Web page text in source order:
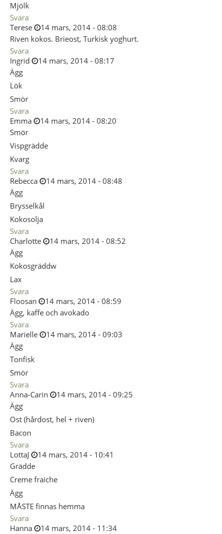
Mjölk
Svara
Terese
14 mars, 2014 - 08:08
Riven kokos. Brieost, Turkisk yoghurt.
Svara
Ingrid
14 mars, 2014 - 08:17
Ägg
Lök
Smör
Svara
Emma
14 mars, 2014 - 08:20
Smör
Vispgrädde
Kvarg
Svara
Rebecca
14 mars, 2014 - 08:48
Ägg
Brysselkål
Kokosolja
Svara
Charlotte
14 mars, 2014 - 08:52
Ägg
Kokosgräddw
Lax
Svara
Floosan
14 mars, 2014 - 08:59
Ägg, kaffe och avokado
Svara
Marielle
14 mars, 2014 - 09:03
Ägg
Tonfisk
Smör
Svara
Anna-Carin
14 mars, 2014 - 09:25
Ägg
Ost (hårdost, hel + riven)
Bacon
Svara
LottaJ
14 mars, 2014 - 10:41
Grädde
Creme fraiche
Ägg
MÅSTE finnas hemma
Svara
Hanna
14 mars, 2014 - 11:34